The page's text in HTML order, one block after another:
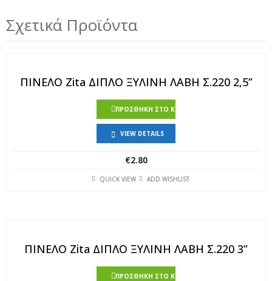
Σχετικά Προϊόντα
ΠΙΝΕΛΟ Zita ΔΙΠΛΟ ΞΥΛΙΝΗ ΛΑΒΗ Σ.220 2,5”
ΠΡΟΣΘΉΚΗ ΣΤΟ ΚΑΛΆΘΙ
VIEW DETAILS
€2.80
QUICK VIEW ADD WISHLIST
ΠΙΝΕΛΟ Zita ΔΙΠΛΟ ΞΥΛΙΝΗ ΛΑΒΗ Σ.220 3”
ΠΡΟΣΘΉΚΗ ΣΤΟ ΚΑΛΆΘΙ